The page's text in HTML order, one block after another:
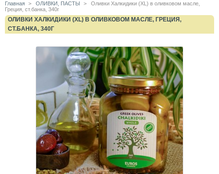
Главная > ОЛИВКИ, ПАСТЫ >
Оливки Халкидики (XL) в оливковом масле,
Греция, ст.банка, 340г
ОЛИВКИ ХАЛКИДИКИ (XL) В ОЛИВКОВОМ МАСЛЕ, ГРЕЦИЯ,
СТ.БАНКА, 340Г